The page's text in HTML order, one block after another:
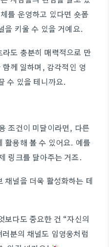
를 운영하고 있다면 숏폼
을 키울 수 있을 거예요.
도 충분히 매력적으로 만
께 일하며, 감각적인 영
수 있을 테니까요.
조건이 미달이라면, 다른
활용해 볼 수 있어요. 예를
링크를 달아주는 거죠.
채널을 더욱 활성화하는 데
보다도 중요한 건 “자신의
분의 채널도 임영웅처럼